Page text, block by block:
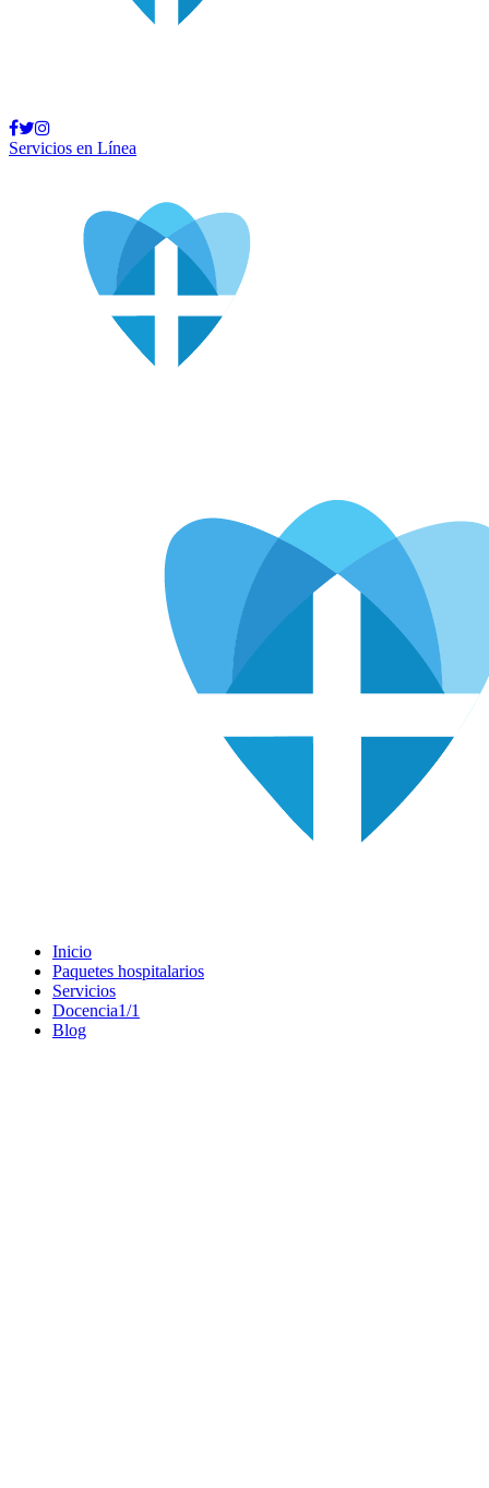
Servicios en Línea
Inicio
Paquetes hospitalarios
Servicios
Docencia1/1
Blog